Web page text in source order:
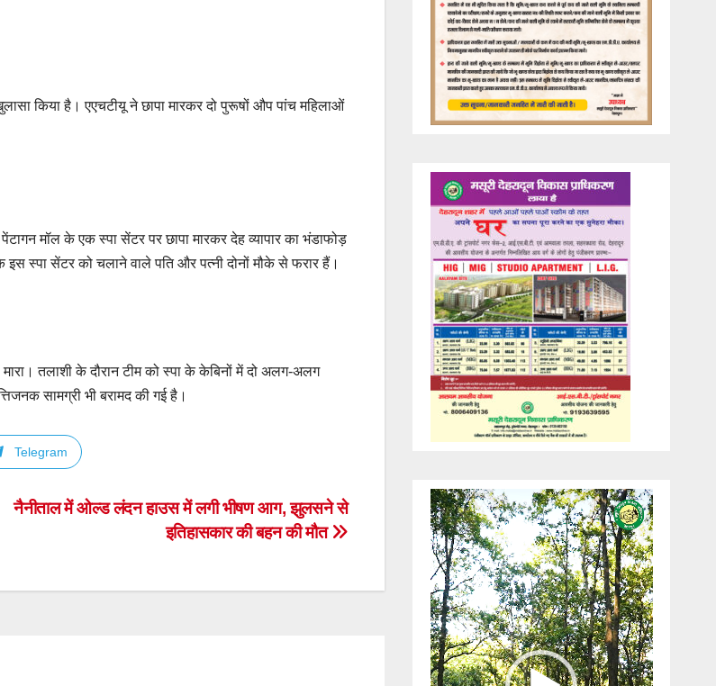
किया है। एएचटीयू ने छापा मारकर दो पुरूषों औप पांच महिलाओं
मॉल के एक स्पा सेंटर पर छापा मारकर देह व्यापार का भंडाफोड़
स्पा सेंटर को चलाने वाले पति और पत्नी दोनों मौके से फरार हैं।
तलाशी के दौरान टीम को स्पा के केबिनों में दो अलग-अलग
सामग्री भी बरामद की गई है।
Telegram
नैनीताल में ओल्ड लंदन हाउस में लगी भीषण आग, झुलसने से
इतिहासकार की बहन की मौत
Video
Player